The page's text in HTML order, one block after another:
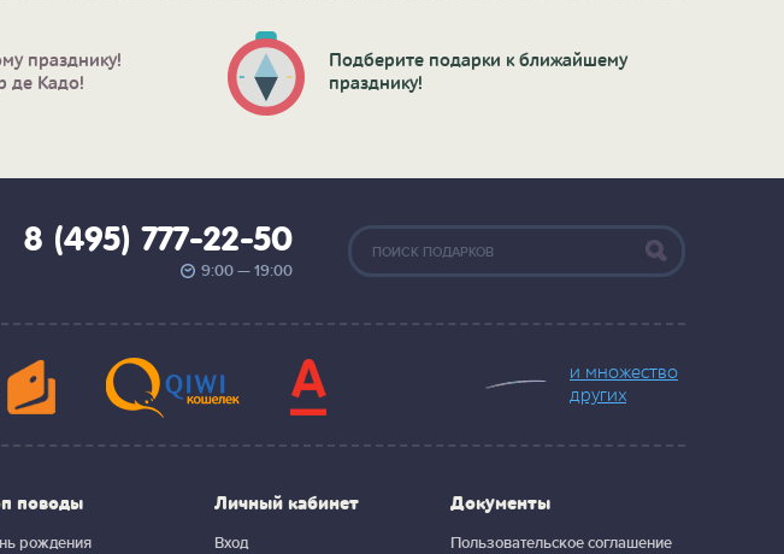
празднику!
де Кадо!
Подберите подарки к ближайшему
празднику!
8 (495) 777-22-50
9:00 — 19:00
и множество
других
поводы
рождения
Личный кабинет
Вход
Документы
Пользовательское соглашение